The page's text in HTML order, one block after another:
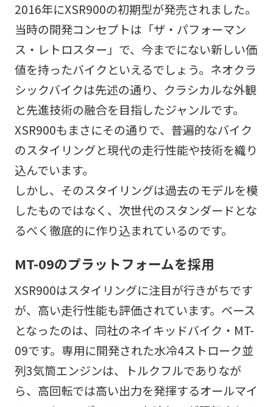
2016年にXSR900の初期型が発売されました。
当時の開発コンセプトは「ザ・パフォーマン
ス・レトロスター」で、今までにない新しい価
値を持ったバイクといえるでしょう。ネオクラ
シックバイクは先述の通り、クラシカルな外観
と先進技術の融合を目指したジャンルです。
XSR900もまさにその通りで、普遍的なバイク
のスタイリングと現代の走行性能や技術を織り
込んでいます。
しかし、そのスタイリングは過去のモデルを模
したものではなく、次世代のスタンダードとな
るべく徹底的に作り込まれているのです。
MT-09のプラットフォームを採用
XSR900はスタイリングに注目が行きがちです
が、高い走行性能も評価されています。ベース
となったのは、同社のネイキッドバイク・MT-
09です。専用に開発された水冷4ストローク並
列3気筒エンジンは、トルクフルでありなが
ら、高回転では高い出力を発揮するオールマイ